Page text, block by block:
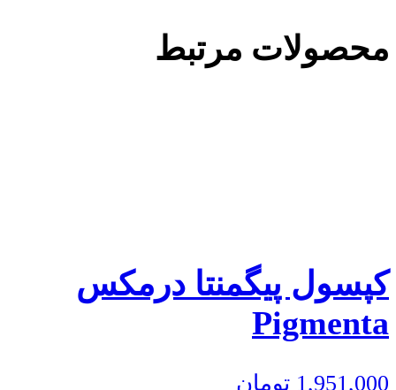
محصولات مرتبط
کپسول پیگمنتا درمکس
Pigmenta
1,951,000 تومان